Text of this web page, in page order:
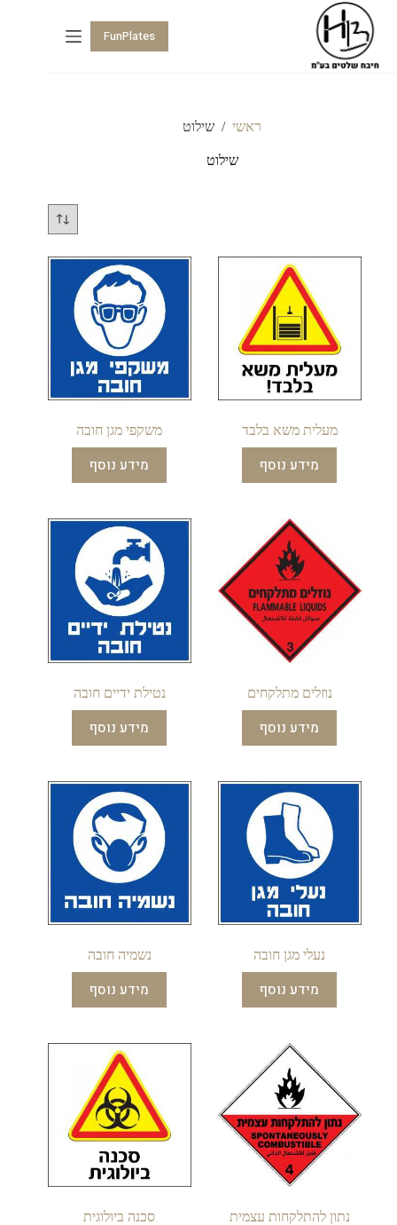
FunPlates
ראשי / שילוט
שילוט
מעלית משא בלבד
מידע נוסף
משקפי מגן חובה
מידע נוסף
נוזלים מתלקחים
מידע נוסף
נטילת ידיים חובה
מידע נוסף
נעלי מגן חובה
מידע נוסף
נשמיה חובה
מידע נוסף
נתון להתלקחות עצמית סכנה ביולוגית